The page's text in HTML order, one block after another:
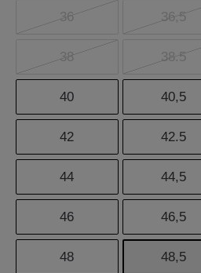
36 36,5
38 38.5
40 40,5
42 42.5
44 44,5
46 46,5
48 48,5